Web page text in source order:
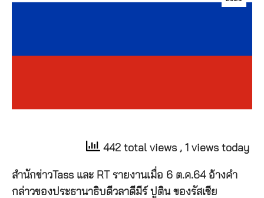
442 total views , 1 views today
สำนักข่าวTass และ RT รายงานเมื่อ 6 ต.ค.64 อ้างคำ
กล่าวของประธานาธิบดีวลาดีมีร์ ปูติน ของรัสเซีย